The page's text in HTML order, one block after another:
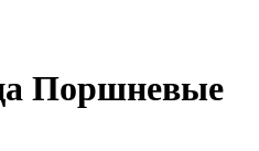
Поршневые